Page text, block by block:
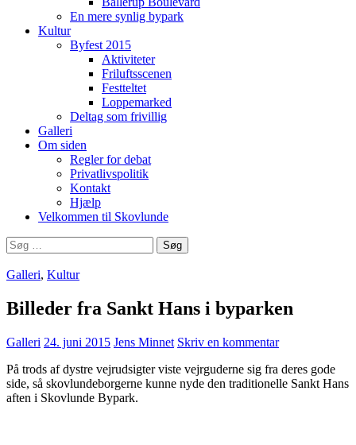
En mere synlig bypark
Kultur
Byfest 2015
Aktiviteter
Friluftsscenen
Festteltet
Loppemarked
Deltag som frivillig
Galleri
Om siden
Regler for debat
Privatlivspolitik
Kontakt
Hjælp
Velkommen til Skovlunde
Søg
efter:
Galleri, Kultur
Billeder fra Sankt Hans i byparken
Galleri 24. juni 2015 Jens Minnet Skriv en kommentar
På trods af dystre vejrudsigter viste vejrguderne sig fra deres gode
side, så skovlundeborgerne kunne nyde den traditionelle Sankt Hans
aften i Skovlunde Bypark.